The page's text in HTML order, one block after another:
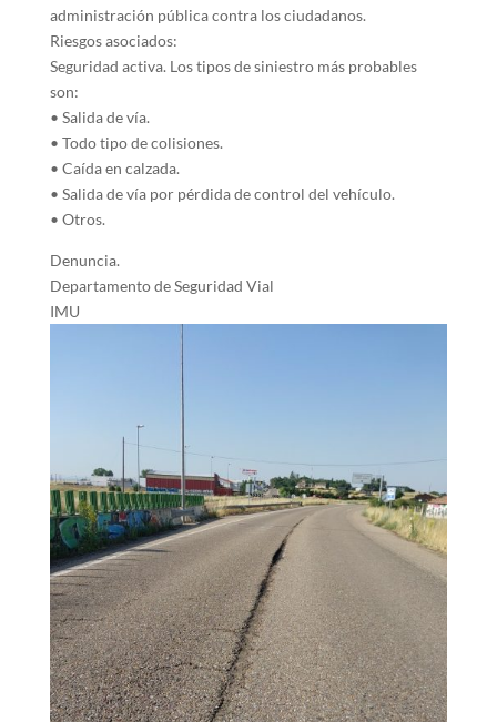
administración pública contra los ciudadanos.
Riesgos asociados:
Seguridad activa. Los tipos de siniestro más probables
son:
• Salida de vía.
• Todo tipo de colisiones.
• Caída en calzada.
• Salida de vía por pérdida de control del vehículo.
• Otros.
Denuncia.
Departamento de Seguridad Vial
IMU